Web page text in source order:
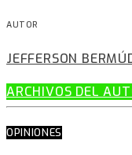
AUTOR
JEFFERSON
ARCHIVOS DEL
OPINIONES